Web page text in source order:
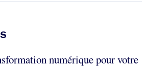
numérique pour votre